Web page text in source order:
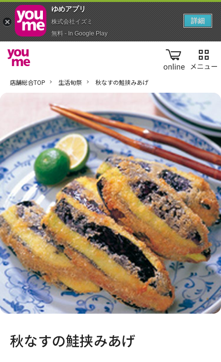
online
店舗総合TOP 生活旬祭 秋なすの鮭挟みあげ
秋なすの鮭挟みあげ
ゆめアプ‪リ‬
株式会社イズミ
無料 - In Google Play
詳細